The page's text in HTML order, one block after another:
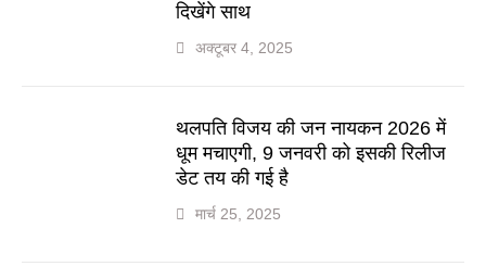
दिखेंगे साथ
अक्टूबर 4, 2025
थलपति विजय की जन नायकन 2026 में
धूम मचाएगी, 9 जनवरी को इसकी रिलीज
डेट तय की गई है
मार्च 25, 2025